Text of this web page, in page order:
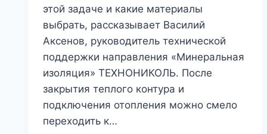
этой задаче и какие материалы
выбрать, рассказывает Василий
Аксенов, руководитель технической
поддержки направления «Минеральная
изоляция» ТЕХНОНИКОЛЬ. После
закрытия теплого контура и
подключения отопления можно смело
переходить к…